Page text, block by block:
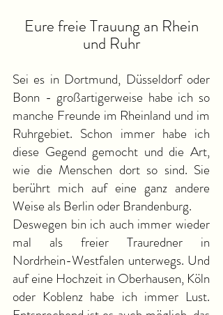
Eure freie Trauung an Rhein
und Ruhr
Sei es in Dortmund, Düsseldorf oder
Bonn - großartigerweise habe ich so
manche Freunde im Rheinland und im
Ruhrgebiet. Schon immer habe ich
diese Gegend gemocht und die Art,
wie die Menschen dort so sind. Sie
berührt mich auf eine ganz andere
Weise als Berlin oder Brandenburg.
Deswegen bin ich auch immer wieder
mal als freier Trauredner in
Nordrhein-Westfalen unterwegs. Und
auf eine Hochzeit in Oberhausen, Köln
oder Koblenz habe ich immer Lust.